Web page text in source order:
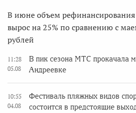
В июне объем
вырос на 25% по сравнению с
рублей
11:28
05.08
В пик сезона МТС прокачала
Андреевке
10:55
04.08
Фестиваль пляжных видов
состоится в предстоящие